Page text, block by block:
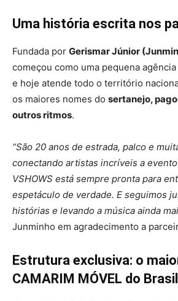
Uma história escrita nos
Fundada por Gerismar Júnior
começou como uma pequena
e hoje atende todo o território
os maiores nomes do sertanejo,
outros ritmos.
“São 20 anos de estrada, palco e
conectando artistas incríveis a
VSHOWS está sempre pronta para
espetáculo de verdade. E seguimos
histórias e levando a música ainda
Junminho em agradecimento a
Estrutura exclusiva: o
CAMARIM MÓVEL do Brasil